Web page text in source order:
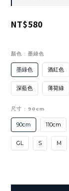
NT$580
顏色 : 墨綠色
墨綠色 酒紅色
深藍色 薄荷綠
尺寸 : 90cm
90cm 110cm
GL S M